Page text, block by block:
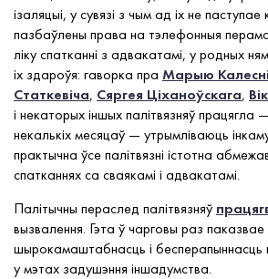
ізаляцыі, у сувязі з чым ад іх не
пазбаўлены права на тэлефонныя
ліку спатканні з адвакатамі, у родных
іх здароўя: гаворка пра Марыю
Статкевіча, Сяргея Ціханоўскага,
і некаторых іншых палітвязняў працягла
некалькіх месяцаў — утрымліваюць
практычна ўсе палітвязні істотна
спатканнях са сваякамі і адвакатамі.
Палітычны пераслед палітвязняў
вызвалення. Гэта ў чарговы раз паказвае
шырокамаштабнасць і бесперапыннасць
у мэтах задушэння іншадумства.